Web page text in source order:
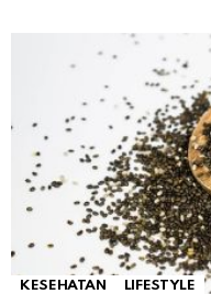
KESEHATAN LIFESTYLE